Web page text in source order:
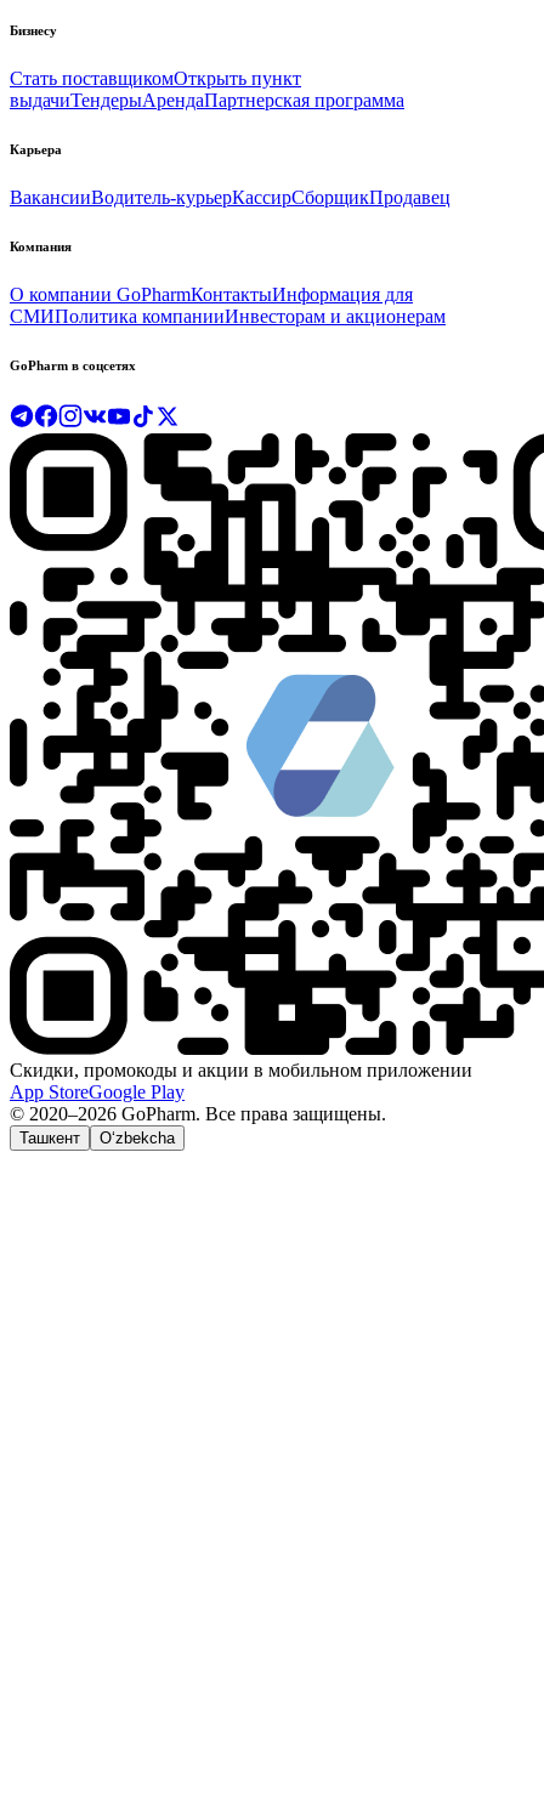
Бизнесу
Стать поставщикомОткрыть пункт
выдачиТендерыАрендаПартнерская программа
Карьера
ВакансииВодитель-курьерКассирСборщикПродавец
Компания
О компании GoPharmКонтактыИнформация для
СМИПолитика компанииИнвесторам и акционерам
GoPharm в соцсетях
Скидки, промокоды и акции в мобильном приложении
App StoreGoogle Play
© 2020–2026 GoPharm. Все права защищены.
Ташкент O‘zbekcha